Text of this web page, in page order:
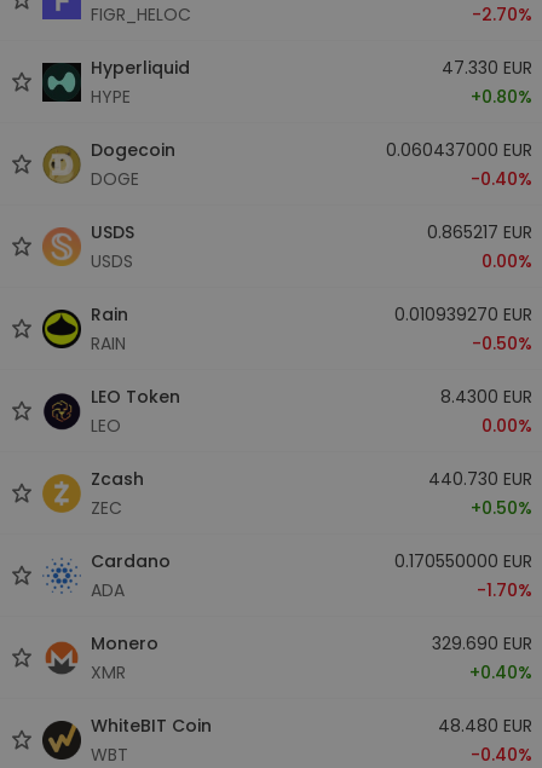
FIGR_HELOC
-2.70%
Hyperliquid
HYPE
47.330 EUR
+0.80%
Dogecoin
DOGE
0.060437000 EUR
-0.40%
USDS
USDS
0.865217 EUR
0.00%
Rain
RAIN
0.010939270 EUR
-0.50%
LEO Token
LEO
8.4300 EUR
0.00%
Zcash
ZEC
440.730 EUR
+0.50%
Cardano
ADA
0.170550000 EUR
-1.70%
Monero
XMR
329.690 EUR
+0.40%
WhiteBIT Coin
WBT
48.480 EUR
-0.40%